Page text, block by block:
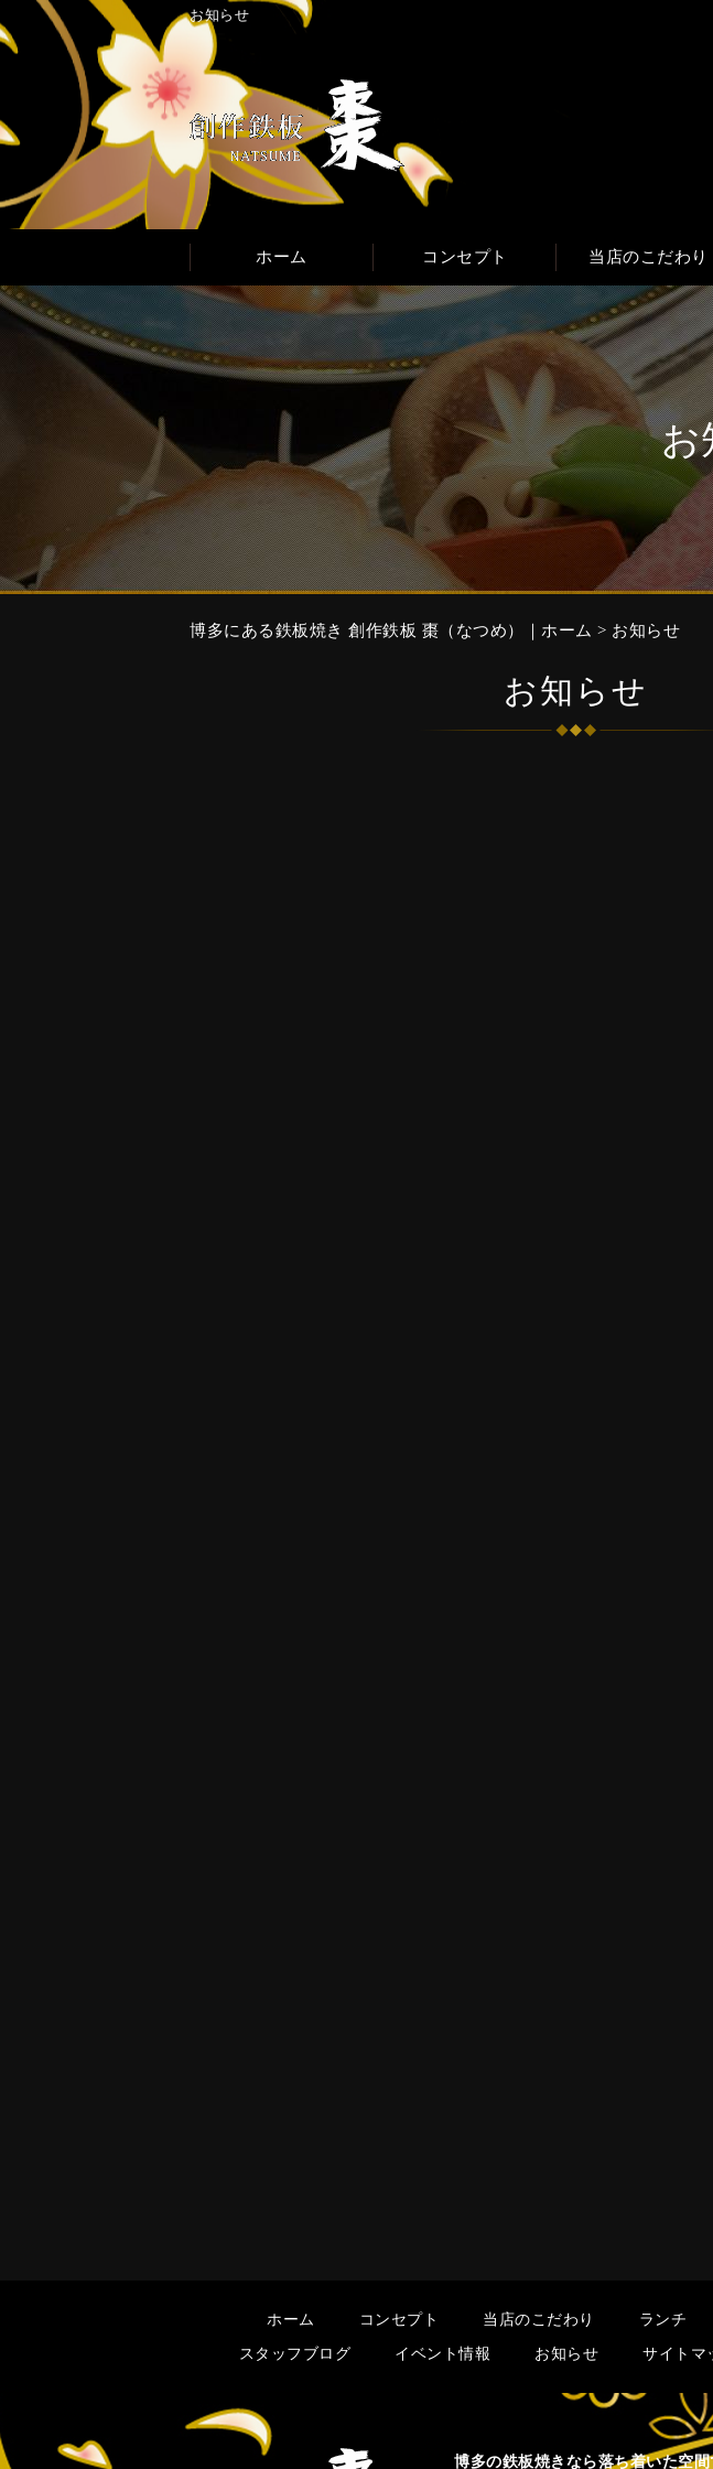
お知らせ
ホーム コンセプト 当店のこだわり
お
博多にある鉄板焼き 創作鉄板 棗（なつめ）｜ホーム > お知らせ
お知らせ
ホーム コンセプト 当店のこだわり ランチ
スタッフブログ イベント情報 お知らせ サイトマ
博多の鉄板焼きなら落ち着いた空